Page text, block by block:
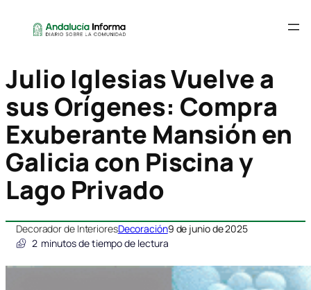
Julio Iglesias Vuelve a
sus Orígenes: Compra
Exuberante Mansión en
Galicia con Piscina y
Lago Privado
Decorador de InterioresDecoración9 de junio de 2025
2 minutos de tiempo de lectura